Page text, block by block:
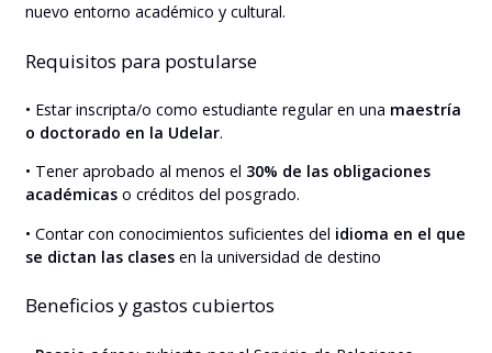
nuevo entorno académico y cultural.
Requisitos para postularse
• Estar inscripta/o como estudiante regular en una maestría
o doctorado en la Udelar.
• Tener aprobado al menos el 30% de las obligaciones
académicas o créditos del posgrado.
• Contar con conocimientos suficientes del idioma en el que
se dictan las clases en la universidad de destino
Beneficios y gastos cubiertos